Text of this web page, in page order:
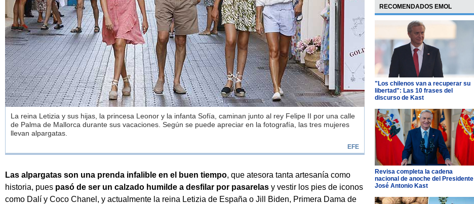
La reina Letizia y sus hijas, la princesa Leonor y la infanta Sofía, caminan junto al rey Felipe II por una calle
de Palma de Mallorca durante sus vacaciones. Según se puede apreciar en la fotografía, las tres mujeres
llevan alpargatas.
EFE
Las alpargatas son una prenda infalible en el buen tiempo, que atesora tanta artesanía como
historia, pues pasó de ser un calzado humilde a desfilar por pasarelas y vestir los pies de iconos
como Dalí y Coco Chanel, y actualmente la reina Letizia de España o Jill Biden, Primera Dama de
RECOMENDADOS EMOL
"Los chilenos van a recuperar su
libertad": Las 10 frases del
discurso de Kast
Revisa completa la cadena
nacional de anoche del Presidente
José Antonio Kast